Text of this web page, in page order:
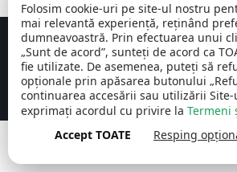
Comuna Carcaliu | județul
Tulcea
©
2026
Concept realizat deBig Media Relații
Folosim cookie-uri pe site-ul nostru
mai relevantă experiență, reținând
dumneavoastră. Prin efectuarea unui
„Sunt de acord”, sunteți de acord ca
fie utilizate. De asemenea, puteți să
opționale prin apăsarea butonului
continuarea accesării sau utilizării
exprimați acordul cu privire la Termeni
Accept TOATE
Resping